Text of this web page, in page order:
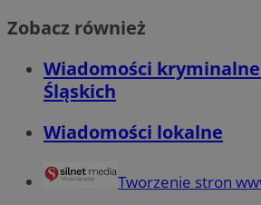
Zobacz również
Wiadomości
Śląskich
Wiadomości lokalne
Tworzenie stron